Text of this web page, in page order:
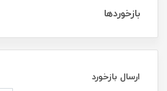
بازخوردها
ارسال بازخورد